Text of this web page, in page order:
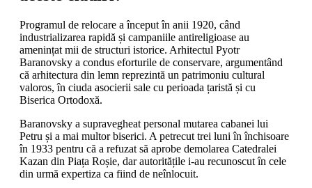
Programul de relocare a început în anii 1920, când
industrializarea rapidă și campaniile antireligioase au
amenințat mii de structuri istorice. Arhitectul Pyotr
Baranovsky a condus eforturile de conservare, argumentând
că arhitectura din lemn reprezintă un patrimoniu cultural
valoros, în ciuda asocierii sale cu perioada țaristă și cu
Biserica Ortodoxă.
Baranovsky a supravegheat personal mutarea cabanei lui
Petru și a mai multor biserici. A petrecut trei luni în închisoare
în 1933 pentru că a refuzat să aprobe demolarea Catedralei
Kazan din Piața Roșie, dar autoritățile i-au recunoscut în cele
din urmă expertiza ca fiind de neînlocuit.